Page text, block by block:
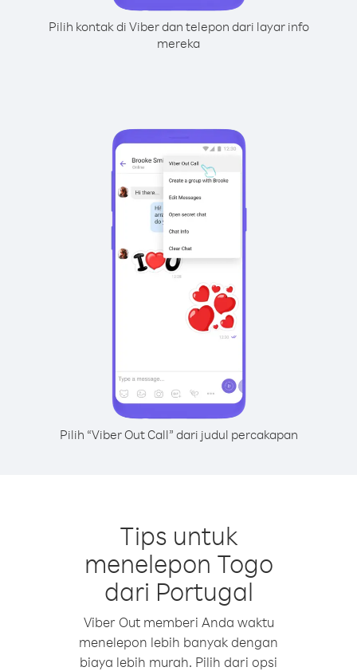
Pilih kontak di Viber dan telepon dari layar info
mereka
Pilih “Viber Out Call” dari judul percakapan
Tips untuk
menelepon Togo
dari Portugal
Viber Out memberi Anda waktu
menelepon lebih banyak dengan
biaya lebih murah. Pilih dari opsi